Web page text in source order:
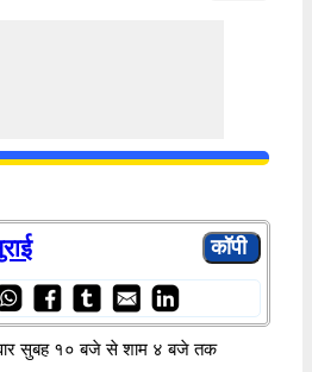
सुबह १० बजे से शाम ४ बजे तक